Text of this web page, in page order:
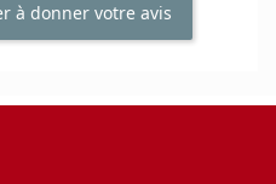
à donner votre avis